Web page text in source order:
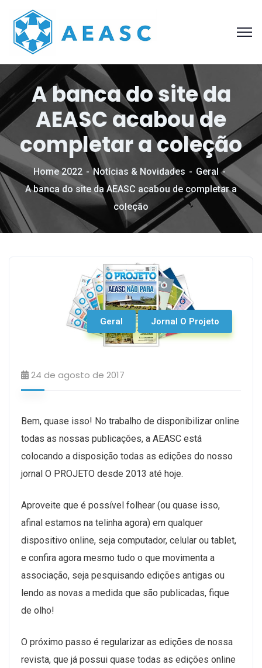
A banca do site da
AEASC acabou de
completar a coleção
Home 2022 Notícias & Novidades
Geral
A banca do site da AEASC acabou de completar a
coleção
Geral Jornal O Projeto
24 de agosto de 2017
Bem, quase isso! No trabalho de disponibilizar online
todas as nossas publicações, a AEASC está
colocando a disposição todas as edições do nosso
jornal O PROJETO desde 2013 até hoje.
Aproveite que é possível folhear (ou quase isso,
afinal estamos na telinha agora) em qualquer
dispositivo online, seja computador, celular ou tablet,
e confira agora mesmo tudo o que movimenta a
associação, seja pesquisando edições antigas ou
lendo as novas a medida que são publicadas, fique
de olho!
O próximo passo é regularizar as edições de nossa
revista, que já possui quase todas as edições online